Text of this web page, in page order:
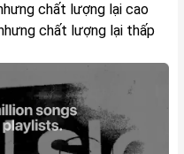
chất lượng lại cao
chất lượng lại thấp